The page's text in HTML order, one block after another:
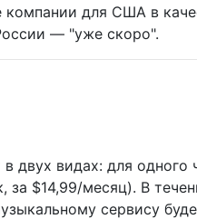
для США в
— "уже скоро".
двух видах: для одного
$14,99/месяц). В
сервису